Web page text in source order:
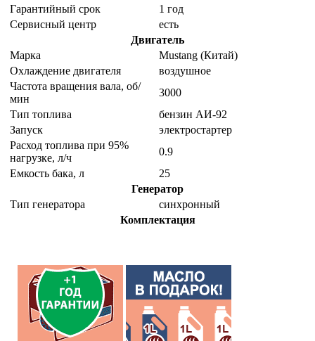
Гарантийный срок
1 год
Сервисный центр
есть
Двигатель
Марка
Mustang (Китай)
Охлаждение двигателя
воздушное
Частота вращения вала, об/
мин
3000
Тип топлива
бензин АИ-92
Запуск
электростартер
Расход топлива при 95%
нагрузке, л/ч
0.9
Емкость бака, л
25
Генератор
Тип генератора
синхронный
Комплектация